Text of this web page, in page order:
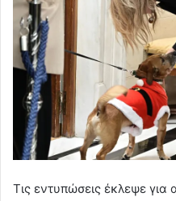
Τις εντυπώσεις έκλεψε